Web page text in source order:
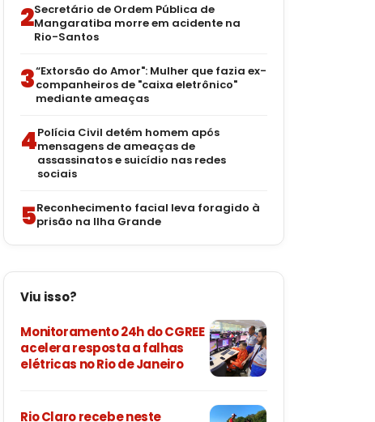
2Secretário de Ordem Pública de
Mangaratiba morre em acidente na
Rio-Santos
3“Extorsão do Amor": Mulher que fazia ex-
companheiros de "caixa eletrônico"
mediante ameaças
4Polícia Civil detém homem após
mensagens de ameaças de
assassinatos e suicídio nas redes
sociais
5Reconhecimento facial leva foragido à
prisão na Ilha Grande
Viu isso?
Monitoramento 24h do CGREE
acelera resposta a falhas
elétricas no Rio de Janeiro
Rio Claro recebe neste